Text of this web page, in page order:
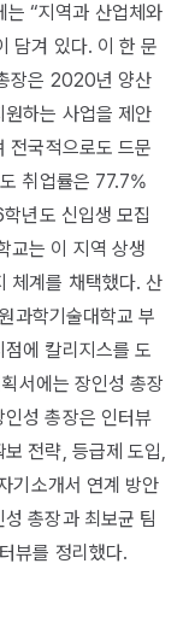
는 “지역과 산업체와
담겨 있다. 이 한 문
장은 2020년 양산
하는 사업을 제안
전국적으로도 드문
취업률은 77.7%
년도 신입생 모집
교는 이 지역 상생
체계를 채택했다. 산
과학기술대학교 부
에 칼리지스를 도
서에는 장인성 총장
성 총장은 인터뷰
전략, 등급제 도입,
기소개서 연계 방안
총장과 최보균 팀
뷰를 정리했다.